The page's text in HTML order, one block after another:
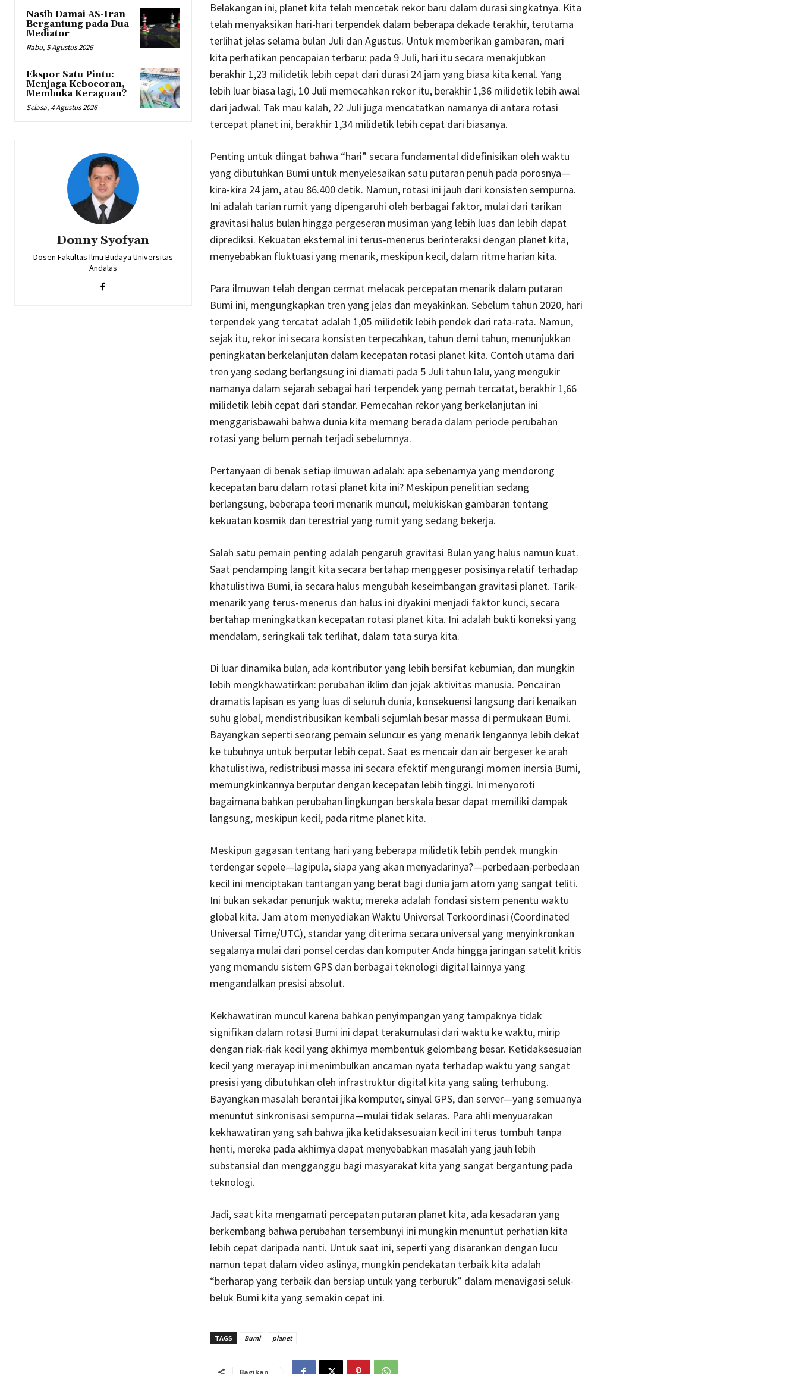
Nasib Damai AS-Iran
Bergantung pada Dua
Mediator
Rabu, 5 Agustus 2026
Ekspor Satu Pintu:
Menjaga Kebocoran,
Membuka Keraguan?
Selasa, 4 Agustus 2026
Donny Syofyan
Dosen Fakultas Ilmu Budaya Universitas
Andalas
Belakangan ini, planet kita telah mencetak rekor baru dalam durasi singkatnya. Kita
telah menyaksikan hari-hari terpendek dalam beberapa dekade terakhir, terutama
terlihat jelas selama bulan Juli dan Agustus. Untuk memberikan gambaran, mari
kita perhatikan pencapaian terbaru: pada 9 Juli, hari itu secara menakjubkan
berakhir 1,23 milidetik lebih cepat dari durasi 24 jam yang biasa kita kenal. Yang
lebih luar biasa lagi, 10 Juli memecahkan rekor itu, berakhir 1,36 milidetik lebih awal
dari jadwal. Tak mau kalah, 22 Juli juga mencatatkan namanya di antara rotasi
tercepat planet ini, berakhir 1,34 milidetik lebih cepat dari biasanya.
Penting untuk diingat bahwa “hari” secara fundamental didefinisikan oleh waktu
yang dibutuhkan Bumi untuk menyelesaikan satu putaran penuh pada porosnya—
kira-kira 24 jam, atau 86.400 detik. Namun, rotasi ini jauh dari konsisten sempurna.
Ini adalah tarian rumit yang dipengaruhi oleh berbagai faktor, mulai dari tarikan
gravitasi halus bulan hingga pergeseran musiman yang lebih luas dan lebih dapat
diprediksi. Kekuatan eksternal ini terus-menerus berinteraksi dengan planet kita,
menyebabkan fluktuasi yang menarik, meskipun kecil, dalam ritme harian kita.
Para ilmuwan telah dengan cermat melacak percepatan menarik dalam putaran
Bumi ini, mengungkapkan tren yang jelas dan meyakinkan. Sebelum tahun 2020, hari
terpendek yang tercatat adalah 1,05 milidetik lebih pendek dari rata-rata. Namun,
sejak itu, rekor ini secara konsisten terpecahkan, tahun demi tahun, menunjukkan
peningkatan berkelanjutan dalam kecepatan rotasi planet kita. Contoh utama dari
tren yang sedang berlangsung ini diamati pada 5 Juli tahun lalu, yang mengukir
namanya dalam sejarah sebagai hari terpendek yang pernah tercatat, berakhir 1,66
milidetik lebih cepat dari standar. Pemecahan rekor yang berkelanjutan ini
menggarisbawahi bahwa dunia kita memang berada dalam periode perubahan
rotasi yang belum pernah terjadi sebelumnya.
Pertanyaan di benak setiap ilmuwan adalah: apa sebenarnya yang mendorong
kecepatan baru dalam rotasi planet kita ini? Meskipun penelitian sedang
berlangsung, beberapa teori menarik muncul, melukiskan gambaran tentang
kekuatan kosmik dan terestrial yang rumit yang sedang bekerja.
Salah satu pemain penting adalah pengaruh gravitasi Bulan yang halus namun kuat.
Saat pendamping langit kita secara bertahap menggeser posisinya relatif terhadap
khatulistiwa Bumi, ia secara halus mengubah keseimbangan gravitasi planet. Tarik-
menarik yang terus-menerus dan halus ini diyakini menjadi faktor kunci, secara
bertahap meningkatkan kecepatan rotasi planet kita. Ini adalah bukti koneksi yang
mendalam, seringkali tak terlihat, dalam tata surya kita.
Di luar dinamika bulan, ada kontributor yang lebih bersifat kebumian, dan mungkin
lebih mengkhawatirkan: perubahan iklim dan jejak aktivitas manusia. Pencairan
dramatis lapisan es yang luas di seluruh dunia, konsekuensi langsung dari kenaikan
suhu global, mendistribusikan kembali sejumlah besar massa di permukaan Bumi.
Bayangkan seperti seorang pemain seluncur es yang menarik lengannya lebih dekat
ke tubuhnya untuk berputar lebih cepat. Saat es mencair dan air bergeser ke arah
khatulistiwa, redistribusi massa ini secara efektif mengurangi momen inersia Bumi,
memungkinkannya berputar dengan kecepatan lebih tinggi. Ini menyoroti
bagaimana bahkan perubahan lingkungan berskala besar dapat memiliki dampak
langsung, meskipun kecil, pada ritme planet kita.
Meskipun gagasan tentang hari yang beberapa milidetik lebih pendek mungkin
terdengar sepele—lagipula, siapa yang akan menyadarinya?—perbedaan-perbedaan
kecil ini menciptakan tantangan yang berat bagi dunia jam atom yang sangat teliti.
Ini bukan sekadar penunjuk waktu; mereka adalah fondasi sistem penentu waktu
global kita. Jam atom menyediakan Waktu Universal Terkoordinasi (Coordinated
Universal Time/UTC), standar yang diterima secara universal yang menyinkronkan
segalanya mulai dari ponsel cerdas dan komputer Anda hingga jaringan satelit kritis
yang memandu sistem GPS dan berbagai teknologi digital lainnya yang
mengandalkan presisi absolut.
Kekhawatiran muncul karena bahkan penyimpangan yang tampaknya tidak
signifikan dalam rotasi Bumi ini dapat terakumulasi dari waktu ke waktu, mirip
dengan riak-riak kecil yang akhirnya membentuk gelombang besar. Ketidaksesuaian
kecil yang merayap ini menimbulkan ancaman nyata terhadap waktu yang sangat
presisi yang dibutuhkan oleh infrastruktur digital kita yang saling terhubung.
Bayangkan masalah berantai jika komputer, sinyal GPS, dan server—yang semuanya
menuntut sinkronisasi sempurna—mulai tidak selaras. Para ahli menyuarakan
kekhawatiran yang sah bahwa jika ketidaksesuaian kecil ini terus tumbuh tanpa
henti, mereka pada akhirnya dapat menyebabkan masalah yang jauh lebih
substansial dan mengganggu bagi masyarakat kita yang sangat bergantung pada
teknologi.
Jadi, saat kita mengamati percepatan putaran planet kita, ada kesadaran yang
berkembang bahwa perubahan tersembunyi ini mungkin menuntut perhatian kita
lebih cepat daripada nanti. Untuk saat ini, seperti yang disarankan dengan lucu
namun tepat dalam video aslinya, mungkin pendekatan terbaik kita adalah
“berharap yang terbaik dan bersiap untuk yang terburuk” dalam menavigasi seluk-
beluk Bumi kita yang semakin cepat ini.
TAGS Bumi planet
Bagikan